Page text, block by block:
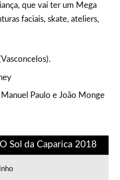
que vai ter um Mega
faciais, skate, ateliers,
Manuel Paulo e João Monge
Sol da Caparica 2018